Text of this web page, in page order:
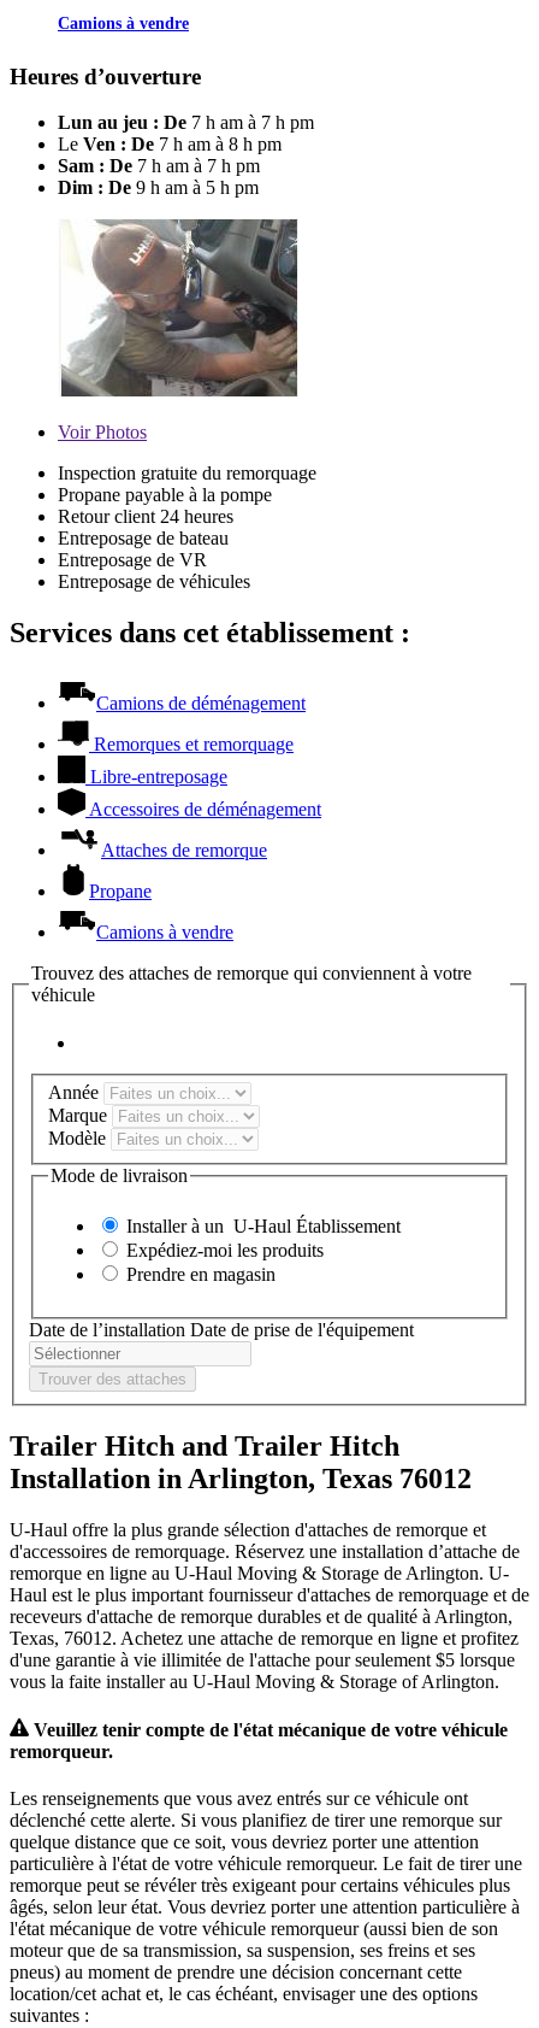
Camions à vendre
Heures d’ouverture
Lun au jeu : De 7 h am à 7 h pm
Le Ven : De 7 h am à 8 h pm
Sam : De 7 h am à 7 h pm
Dim : De 9 h am à 5 h pm
VoirPhotos
Inspection gratuite du remorquage
Propane payable à la pompe
Retour client 24 heures
Entreposage de bateau
Entreposage de VR
Entreposage de véhicules
Services dans cet établissement :
Camions de déménagement
Remorques et remorquage
Libre-entreposage
Accessoires de déménagement
Attaches de remorque
Propane
Camions à vendre
Trouvez des attaches de remorque qui conviennent à votre
véhicule
Année
Marque
Modèle
Mode de livraison
Installer à un U-Haul Établissement
Expédiez-moi les produits
Prendre en magasin
Date de l’installation Date de prise de l'équipement
Trouver des attaches
Trailer Hitch and Trailer Hitch
Installation in Arlington, Texas 76012
U-Haul offre la plus grande sélection d'attaches de remorque et
d'accessoires de remorquage. Réservez une installation d’attache de
remorque en ligne au U-Haul Moving & Storage de Arlington. U-
Haul est le plus important fournisseur d'attaches de remorquage et de
receveurs d'attache de remorque durables et de qualité à Arlington,
Texas, 76012. Achetez une attache de remorque en ligne et profitez
d'une garantie à vie illimitée de l'attache pour seulement $5 lorsque
vous la faite installer au U-Haul Moving & Storage of Arlington.
Veuillez tenir compte de l'état mécanique de votre véhicule
remorqueur.
Les renseignements que vous avez entrés sur ce véhicule ont
déclenché cette alerte. Si vous planifiez de tirer une remorque sur
quelque distance que ce soit, vous devriez porter une attention
particulière à l'état de votre véhicule remorqueur. Le fait de tirer une
remorque peut se révéler très exigeant pour certains véhicules plus
âgés, selon leur état. Vous devriez porter une attention particulière à
l'état mécanique de votre véhicule remorqueur (aussi bien de son
moteur que de sa transmission, sa suspension, ses freins et ses
pneus) au moment de prendre une décision concernant cette
location/cet achat et, le cas échéant, envisager une des options
suivantes :